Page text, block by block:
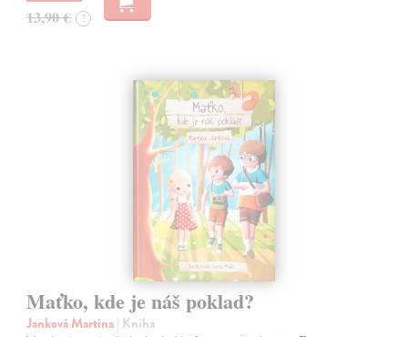
13,90 € ?
Maťko, kde je náš poklad?
Janková Martina| Kniha